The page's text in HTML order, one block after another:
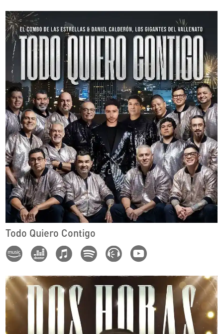
Todo Quiero Contigo